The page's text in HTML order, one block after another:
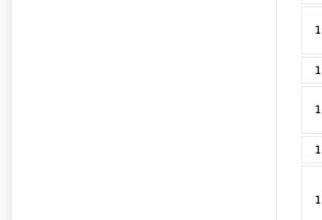
1
1
1
1
1